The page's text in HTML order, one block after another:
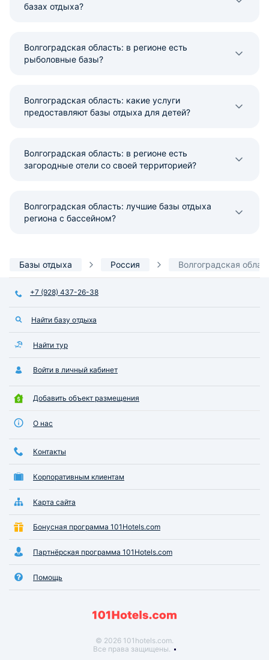
базах отдыха?
Волгоградская область: в регионе есть
рыболовные базы?
Волгоградская область: какие услуги
предоставляют базы отдыха для детей?
Волгоградская область: в регионе есть
загородные отели со своей территорией?
Волгоградская область: лучшие базы отдыха
региона с бассейном?
Базы отдыха Россия Волгоградская
+7 (928) 437-26-38
Найти базу отдыха
Найти тур
Войти в личный кабинет
Добавить объект размещения
О нас
Контакты
Корпоративным клиентам
Карта сайта
Бонусная программа 101Hotels.com
Партнёрская программа 101Hotels.com
Помощь
© 2026 101hotels.com.
Все права защищены.